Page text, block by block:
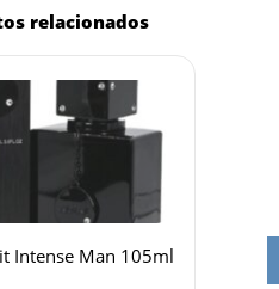
relacionados
Intense Man 105ml